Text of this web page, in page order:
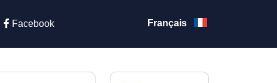
Facebook Français